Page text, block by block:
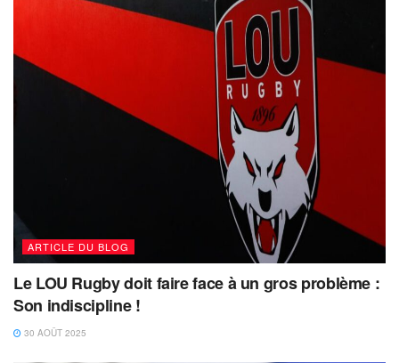
ARTICLE DU BLOG
Le LOU Rugby doit faire face à un gros problème :
Son indiscipline !
30 AOÛT 2025